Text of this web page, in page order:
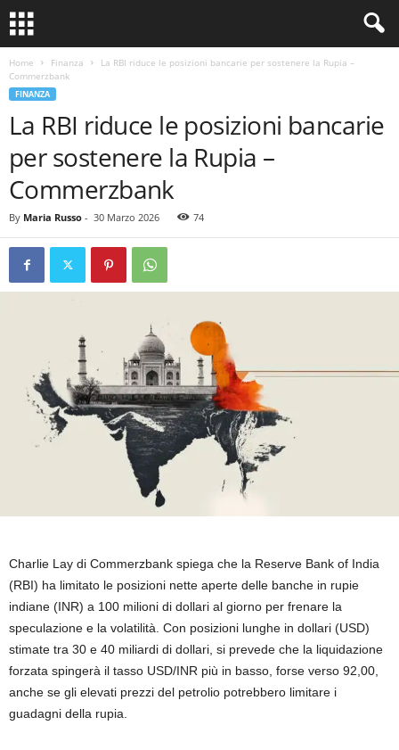
Home Finanza
La RBI riduce le posizioni bancarie per sostenere la Rupia –
Commerzbank
FINANZA
La RBI riduce le posizioni bancarie
per sostenere la Rupia –
Commerzbank
By Maria Russo - 30 Marzo 2026 74
Charlie Lay di Commerzbank spiega che la Reserve Bank of India
(RBI) ha limitato le posizioni nette aperte delle banche in rupie
indiane (INR) a 100 milioni di dollari al giorno per frenare la
speculazione e la volatilità. Con posizioni lunghe in dollari (USD)
stimate tra 30 e 40 miliardi di dollari, si prevede che la liquidazione
forzata spingerà il tasso USD/INR più in basso, forse verso 92,00,
anche se gli elevati prezzi del petrolio potrebbero limitare i
guadagni della rupia.